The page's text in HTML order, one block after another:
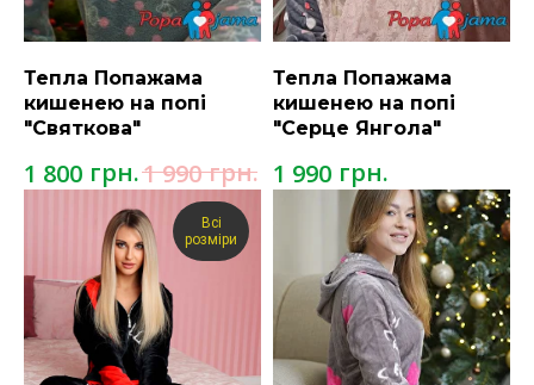
Тепла Попажама
кишенею на попі
"Святкова"
1 800 грн.1 990 грн.
Тепла Попажама
кишенею на попі
"Серце Янгола"
1 990 грн.
Всі
розміри